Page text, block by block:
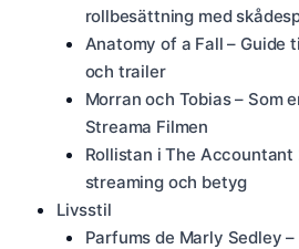
rollbesättning med
Anatomy of a Fall – Guide
och trailer
Morran och Tobias – Som
Streama Filmen
Rollistan i The Accountant
streaming och betyg
Livsstil
Parfums de Marly Sedley